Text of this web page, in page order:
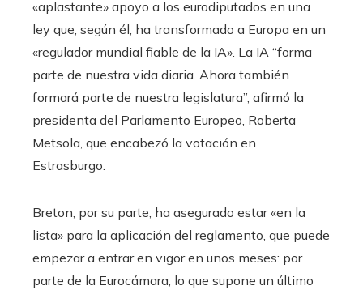
«aplastante» apoyo a los eurodiputados en una
ley que, según él, ha transformado a Europa en un
«regulador mundial fiable de la IA». La IA “forma
parte de nuestra vida diaria. Ahora también
formará parte de nuestra legislatura”, afirmó la
presidenta del Parlamento Europeo, Roberta
Metsola, que encabezó la votación en
Estrasburgo.
Breton, por su parte, ha asegurado estar «en la
lista» para la aplicación del reglamento, que puede
empezar a entrar en vigor en unos meses: por
parte de la Eurocámara, lo que supone un último